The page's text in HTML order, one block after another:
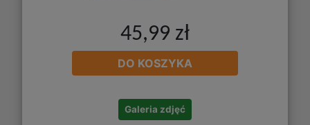
45,99 zł
DO KOSZYKA
Galeria zdjęć